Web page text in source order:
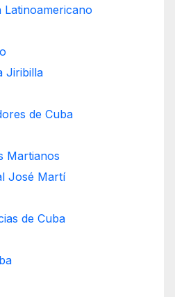
Latinoamericano
Jiribilla
de Cuba
Martianos
José Martí
de Cuba